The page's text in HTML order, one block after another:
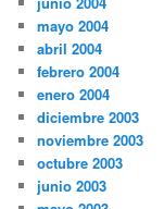
mayo 2004
abril 2004
febrero 2004
enero 2004
diciembre 2003
noviembre 2003
octubre 2003
junio 2003